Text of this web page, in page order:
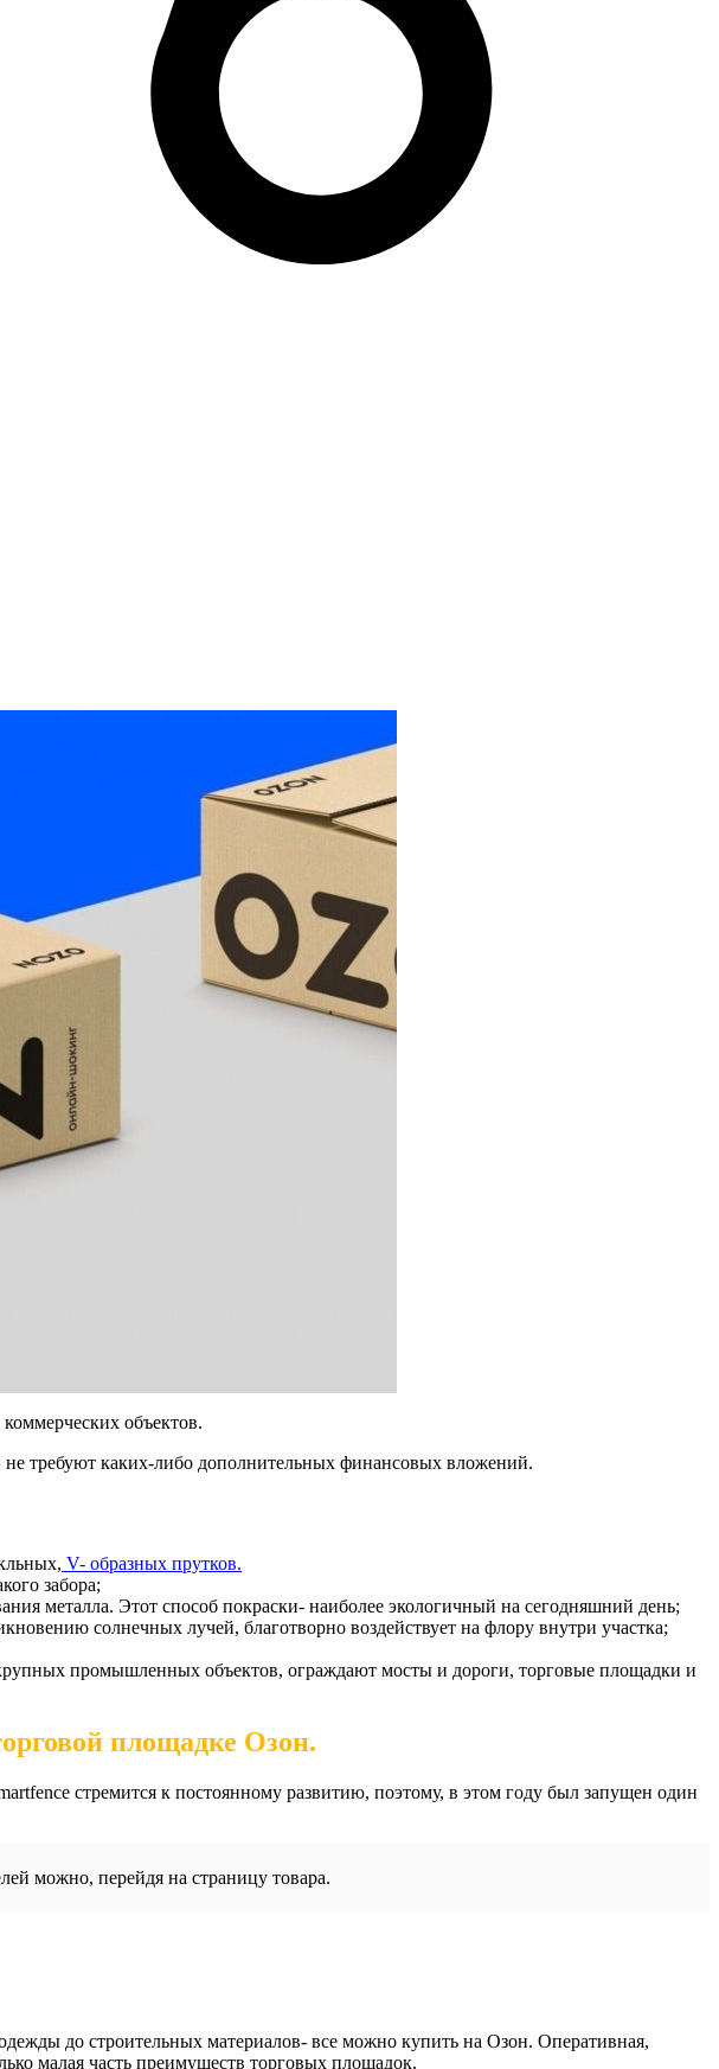
объектов.
требуют каких-либо дополнительных финансовых вложений.
V- образных прутков.
забора;
металла. Этот способ покраски- наиболее экологичный на сегодняшний день;
солнечных лучей, благотворно воздействует на флору внутри участка;
промышленных объектов, ограждают мосты и дороги, торговые площадки и
площадке Озон.
стремится к постоянному развитию, поэтому, в этом году был запущен один
можно, перейдя на страницу товара.
до строительных материалов- все можно купить на Озон. Оперативная,
малая часть преимуществ торговых площадок.